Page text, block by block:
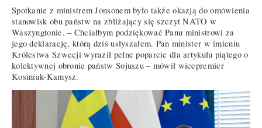
Spotkanie z ministrem Jonsonem było także okazją do omówienia
stanowisk obu państw na zbliżający się szczyt NATO w
Waszyngtonie. – Chciałbym podziękować Panu ministrowi za
jego deklarację, którą dziś usłyszałem. Pan minister w imieniu
Królestwa Szwecji wyraził pełne poparcie dla artykułu piątego o
kolektywnej obronie państw Sojuszu – mówił wicepremier
Kosiniak-Kamysz.